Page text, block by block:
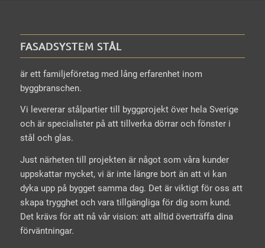
FASADSYSTEM STÅL
är ett familjeföretag med lång erfarenhet inom
byggbranschen.
Vi levererar stålpartier till byggprojekt över hela Sverige
och är specialister på att tillverka dörrar och fönster i
stål och glas.
Just närheten till projekten är något som våra kunder
uppskattar mycket, vi är inte längre bort än att vi kan
dyka upp på bygget samma dag. Det är viktigt för oss att
skapa trygghet och vara tillgängliga för dig som kund.
Det krävs för att nå vår vision: att alltid överträffa dina
förväntningar.